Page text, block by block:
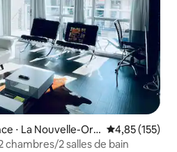
⋅ La Nouvelle-Orl
Évaluation
4,85 (155)
2 salles de bain